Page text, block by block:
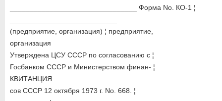
________________________________ Форма No. КО-1 ¦
(предприятие, организация) ¦ предприятие,
организация
Утверждена ЦСУ СССР по согласованию с ¦
Госбанком СССР и Министерством финан- ¦
КВИТАНЦИЯ
сов СССР 12 октября 1973 г. No. 668. ¦